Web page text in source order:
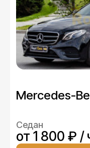
Mercedes-
Седан
от 1 800 ₽ /